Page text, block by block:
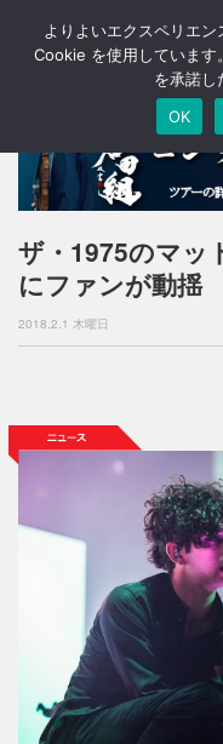
ザ・1975のマッ
にファンが動揺
2018.2.1 木曜日
よりよいエクスペリエ
Cookie を使用しています
を承諾し
OK